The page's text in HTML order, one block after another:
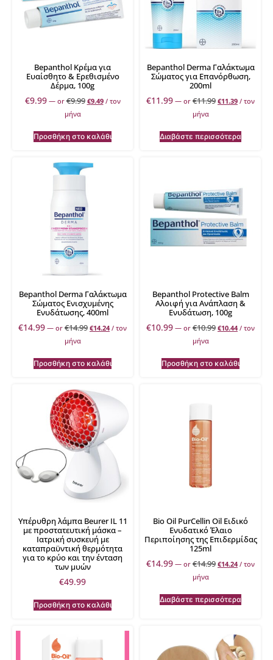
Bepanthol Κρέμα για
Ευαίσθητο & Ερεθισμένο
Δέρμα, 100g
€9.99 —or€9.99 €9.49 / τον
μήνα
Προσθήκη στο καλάθι
Bepanthol Derma Γαλάκτωμα
Σώματος για Επανόρθωση,
200ml
€11.99 — or €11.99 €11.39 / τον
μήνα
Διαβάστε περισσότερα
Bepanthol Derma Γαλάκτωμα
Σώματος Ενισχυμένης
Ενυδάτωσης, 400ml
€14.99 — or €14.99 €14.24 / τον
μήνα
Προσθήκη στο καλάθι
Bepanthol Protective Balm
Αλοιφή για Ανάπλαση &
Ενυδάτωση, 100g
€10.99 — or €10.99 €10.44 / τον
μήνα
Προσθήκη στο καλάθι
Υπέρυθρη λάμπα Beurer IL 11
με προστατευτική μάσκα –
Ιατρική συσκευή με
καταπραϋντική θερμότητα
για το κρύο και την ένταση
των μυών
€49.99
Προσθήκη στο καλάθι
Bio Oil PurCellin Oil Ειδικό
Ενυδατικό Έλαιο
Περιποίησης της Επιδερμίδας
125ml
€14.99 — or €14.99 €14.24 / τον
μήνα
Διαβάστε περισσότερα